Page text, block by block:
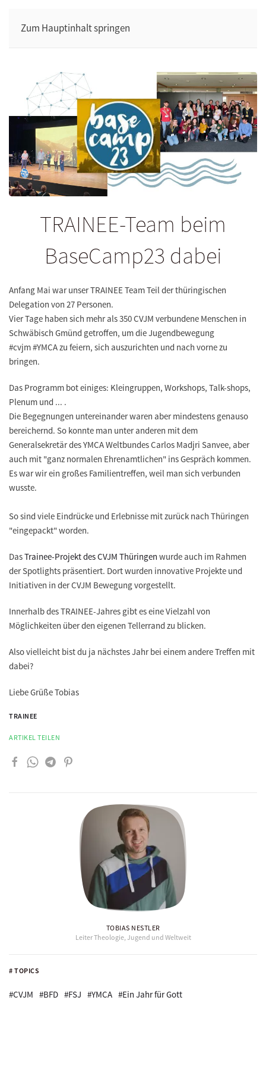
Zum Hauptinhalt springen
# TOPICS
#CVJM #BFD #FSJ #YMCA #Ein Jahr für Gott
TRAINEE-Team beim
BaseCamp23 dabei
Anfang Mai war unserTRAINEE TeamTeil der thüringischen
Delegation von 27 Personen.
Vier Tage haben sich mehr als 350 CVJM verbundene Menschen in
Schwäbisch Gmünd getroffen, um die Jugendbewegung
#cvjm #YMCA zu feiern, sich auszurichten und nach vorne zu
bringen.
Das Programm bot einiges: Kleingruppen, Workshops, Talk-shops,
Plenum und ... .
Die Begegnungen untereinander waren aber mindestens genauso
bereichernd. So konnte man unter anderen mit dem
Generalsekretär des YMCA Weltbundes Carlos Madjri Sanvee, aber
auch mit "ganz normalen Ehrenamtlichen" ins Gespräch kommen.
Es war wirein großes Familientreffen, weil man sich verbunden
wusste.
So sind viele Eindrücke und Erlebnisse mit zurück nach Thüringen
"eingepackt" worden.
DasTrainee-Projekt des CVJM Thüringen wurde auch im Rahmen
der Spotlights präsentiert. Dort wurden innovative Projekte und
Initiativen in der CVJM Bewegung vorgestellt.
Innerhalb des TRAINEE-Jahres gibt es eine Vielzahl von
Möglichkeiten über den eigenen Tellerrand zu blicken.
Also vielleicht bist du ja nächstes Jahr bei einem andere Treffen mit
dabei?
Liebe Grüße Tobias
TRAINEE
ARTIKEL TEILEN
TOBIAS NESTLER
Leiter Theologie, Jugend und Weltweit